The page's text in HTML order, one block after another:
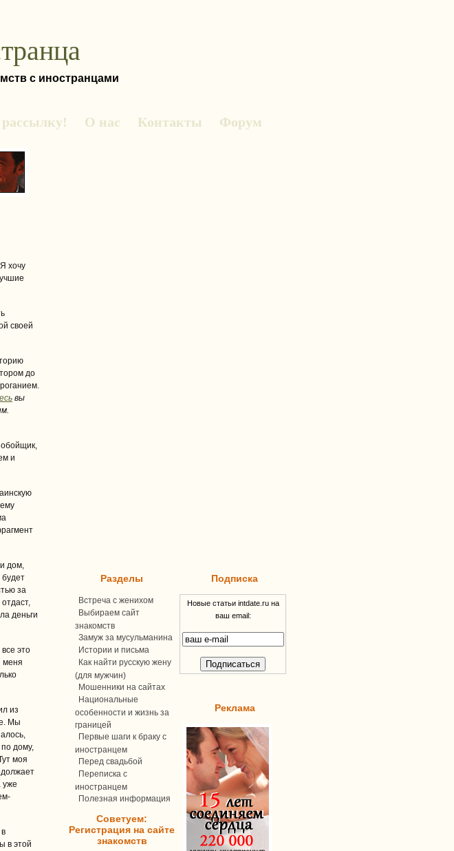
с иностранцами
О нас Контакты Форум
хочу
своей
до
вы
и
дом,
за
деньги
это
меня
из
Мы
дому,
моя
уже
в этой
Разделы
Встреча с женихом
Выбираем сайт
знакомств
Замуж за мусульманина
Истории и письма
Как найти русскую жену
(для мужчин)
Мошенники на сайтах
Национальные
особенности и жизнь за
границей
Первые шаги к браку с
иностранцем
Перед свадьбой
Переписка c
иностранцем
Полезная информация
Советуем:
Регистрация на сайте
знакомств
Подписка
Новые статьи intdate.ru на
ваш email:
Реклама